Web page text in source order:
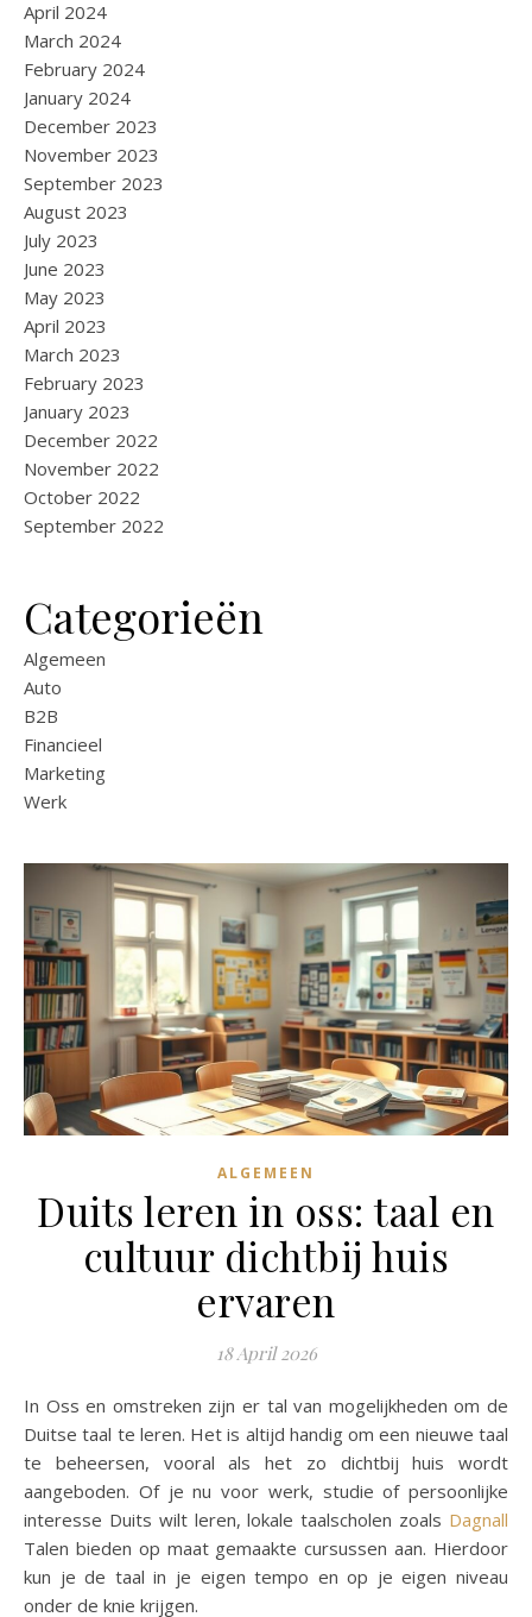
April 2024
March 2024
February 2024
January 2024
December 2023
November 2023
September 2023
August 2023
July 2023
June 2023
May 2023
April 2023
March 2023
February 2023
January 2023
December 2022
November 2022
October 2022
September 2022
Categorieën
Algemeen
Auto
B2B
Financieel
Marketing
Werk
ALGEMEEN
Duits leren in oss: taal en
cultuur dichtbij huis
ervaren
18 April 2026
In Oss en omstreken zijn er tal van mogelijkheden om de
Duitse taal te leren. Het is altijd handig om een nieuwe taal
te beheersen, vooral als het zo dichtbij huis wordt
aangeboden. Of je nu voor werk, studie of persoonlijke
interesse Duits wilt leren, lokale taalscholen zoals Dagnall
Talen bieden op maat gemaakte cursussen aan. Hierdoor
kun je de taal in je eigen tempo en op je eigen niveau
onder de knie krijgen.